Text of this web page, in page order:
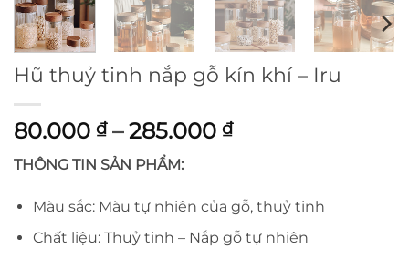
Hũ thuỷ tinh nắp gỗ kín khí – Iru
80.000 ₫ – 285.000 ₫Khoảng
80.000 ₫
đến
285.000 ₫
THÔNG TIN SẢN PHẨM:
Màu sắc: Màu tự nhiên của gỗ, thuỷ tinh
Chất liệu: Thuỷ tinh – Nắp gỗ tự nhiên